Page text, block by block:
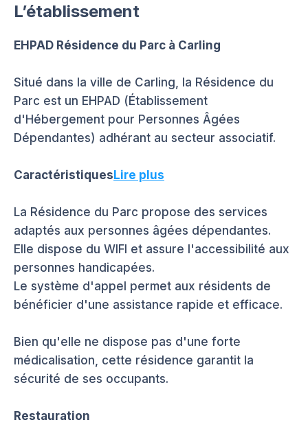
L’établissement
EHPAD Résidence du Parc à Carling
Situé dans la ville de Carling, la Résidence du
Parc est un EHPAD (Établissement
d'Hébergement pour Personnes Âgées
Dépendantes) adhérant au secteur associatif.
CaractéristiquesLire plus
La Résidence du Parc propose des services
adaptés aux personnes âgées dépendantes.
Elle dispose du WIFI et assure l'accessibilité aux
personnes handicapées.
Le système d'appel permet aux résidents de
bénéficier d'une assistance rapide et efficace.
Bien qu'elle ne dispose pas d'une forte
médicalisation, cette résidence garantit la
sécurité de ses occupants.
Restauration